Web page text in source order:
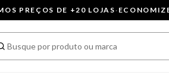
PREÇOS DE +20 LOJAS·